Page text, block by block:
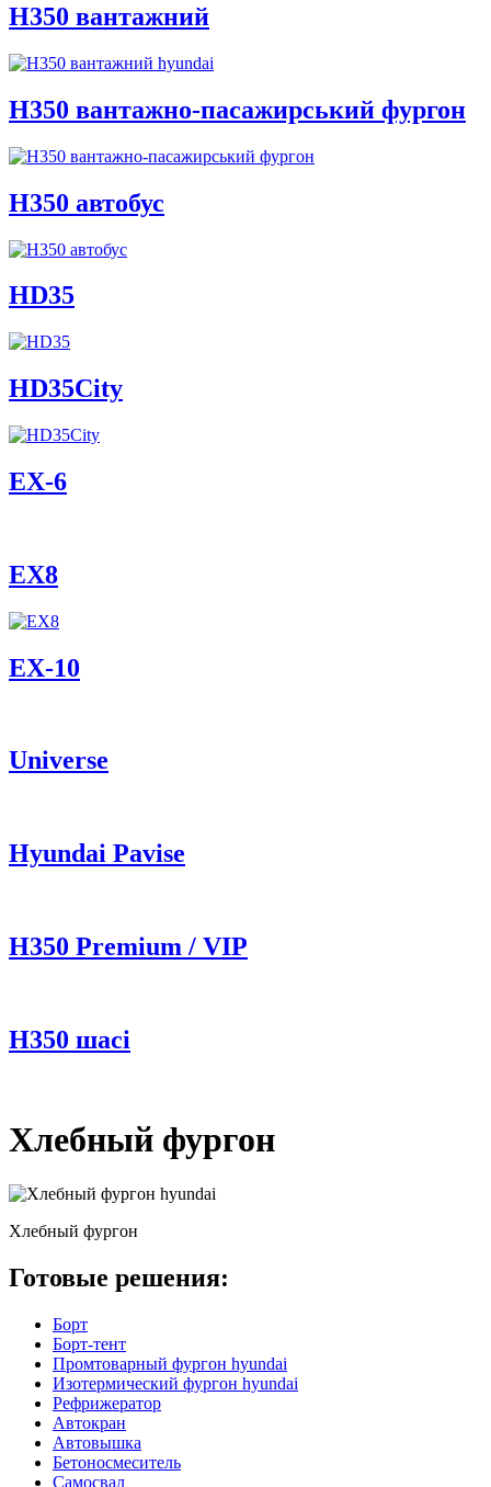
H350 вантажний
H350 вантажно-пасажирський фургон
H350 автобус
HD35
HD35City
ЕХ-6
EX8
ЕХ-10
Universe
Hyundai Pavise
Н350 Premium / VIP
H350 шасі
Хлебный фургон
Хлебный фургон
Готовые решения:
Борт
Борт-тент
Промтоварный фургон hyundai
Изотермический фургон hyundai
Рефрижератор
Автокран
Автовышка
Бетоносмеситель
Самосвал